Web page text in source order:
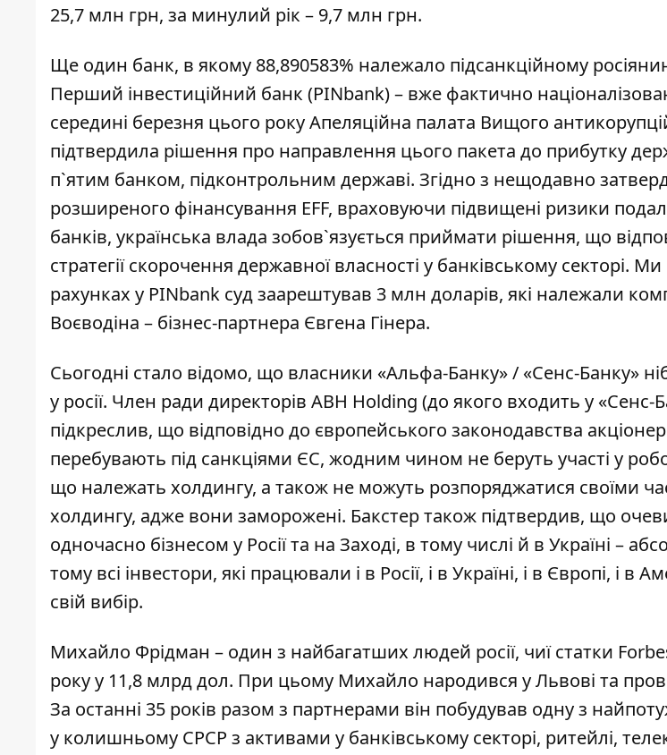
25,7 млн грн, за минулий рік – 9,7 млн грн.
Ще один банк, в якому 88,890583% належало підсанкційному
Перший інвестиційний банк (PINbank) – вже фактично
середині березня цього року Апеляційна палата Вищого
підтвердила рішення про направлення цього пакета до прибутку
п`ятим банком, підконтрольним державі. Згідно з нещодавно
розширеного фінансування EFF, враховуючи підвищені ризики
банків, українська влада зобов`язується приймати рішення, що
стратегії скорочення державної власності у банківському секторі.
рахунках у PINbank суд заарештував 3 млн доларів, які належали
Воєводіна – бізнес-партнера Євгена Гінера.
Сьогодні стало відомо, що власники «Альфа-Банку» / «Сенс-Банку»
у росії. Член ради директорів ABH Holding (до якого входить у
підкреслив, що відповідно до європейського законодавства
перебувають під санкціями ЄС, жодним чином не беруть участі у
що належать холдингу, а також не можуть розпоряджатися своїми
холдингу, адже вони заморожені. Бакстер також підтвердив, що
одночасно бізнесом у Росії та на Заході, в тому числі й в Україні –
тому всі інвестори, які працювали і в Росії, і в Україні, і в Європі, і в
свій вибір.
Михайло Фрідман – один з найбагатших людей росії, чиї статки
року у 11,8 млрд дол. При цьому Михайло народився у Львові та
За останні 35 років разом з партнерами він побудував одну з
у колишньому СРСР з активами у банківському секторі, ритейлі,